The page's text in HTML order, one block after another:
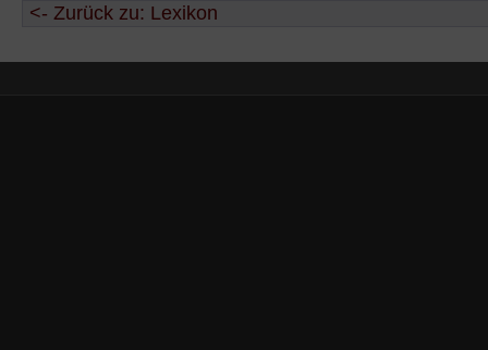
<- Zurück zu: Lexikon